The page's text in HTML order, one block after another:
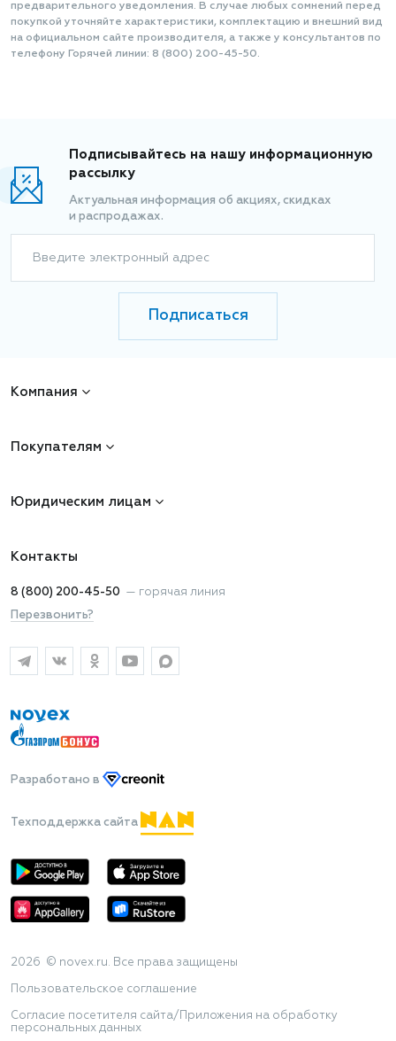
предварительного уведомления. В случае любых сомнений перед
покупкой уточняйте характеристики, комплектацию и внешний вид
на официальном сайте производителя, а также у консультантов по
телефону Горячей линии: 8 (800) 200-45-50.
Подписывайтесь на нашу информационную
рассылку
Актуальная информация об акциях, скидках
и распродажах.
Введите электронный адрес
Подписаться
Компания
Покупателям
Юридическим лицам
Контакты
8 (800) 200-45-50 — горячая линия
Перезвонить?
Разработано в
Техподдержка сайта
2026 © novex.ru. Все права защищены
Пользовательское соглашение
Согласие посетителя сайта/Приложения на обработку
персональных данных